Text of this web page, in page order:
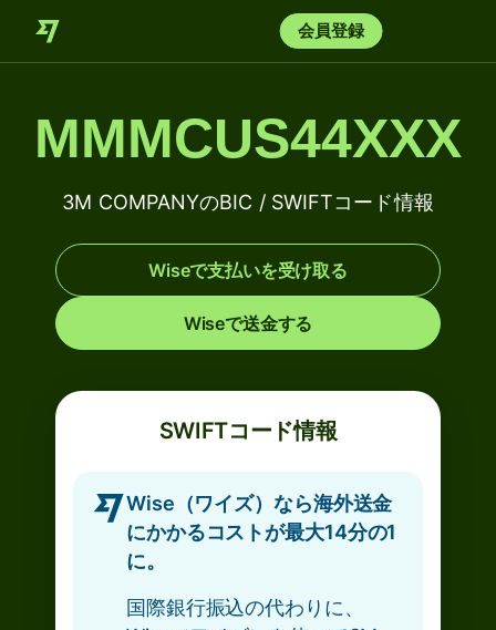
会員登録
MMMCUS44XXX
3M COMPANYのBIC / SWIFTコード情報
Wiseで支払いを受け取る
Wiseで送金する
SWIFTコード情報
Wise（ワイズ）なら海外送金
にかかるコストが最大14分の1
に。
国際銀行振込の代わりに、